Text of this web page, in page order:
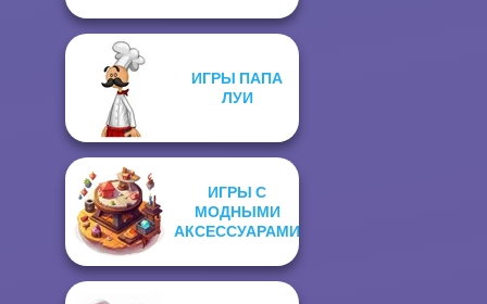
ИГРЫ ПАПА
ЛУИ
ИГРЫ С
МОДНЫМИ
АКСЕССУАРАМИ